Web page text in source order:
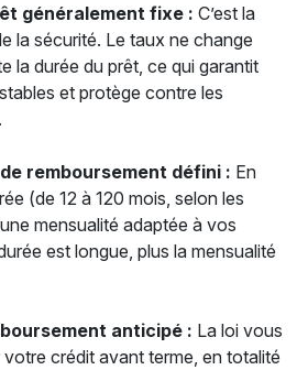
généralement fixe : C’est la
la sécurité. Le taux ne change
la durée du prêt, ce qui garantit
et protège contre les
remboursement défini : En
(de 12 à 120 mois, selon les
mensualité adaptée à vos
est longue, plus la mensualité
anticipé : La loi vous
crédit avant terme, en totalité